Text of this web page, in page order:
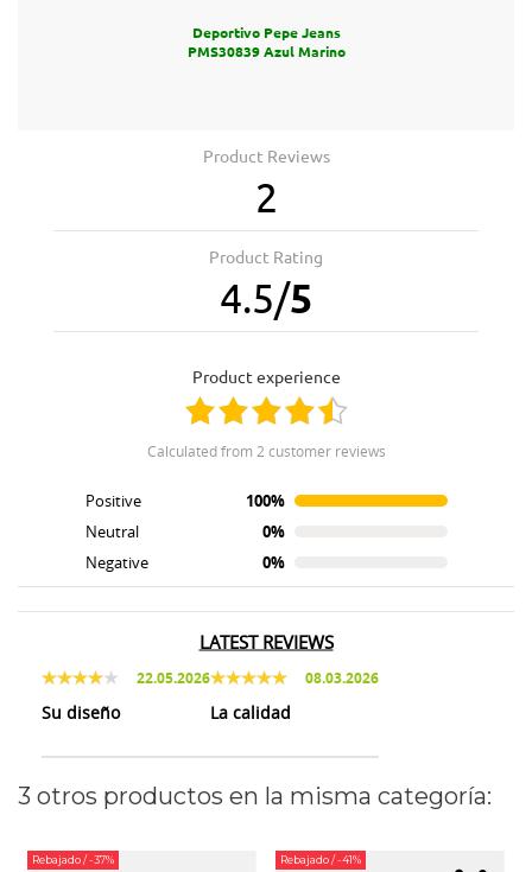
Deportivo Pepe Jeans
PMS30839 Azul Marino
Product Reviews
2
Product Rating
4.5/5
product experience
calculated from 2 customer reviews
Positive
100%
Neutral
0%
Negative
0%
LATEST REVIEWS
22.05.2026
Su diseño
08.03.2026
La calidad
3 otros productos en la misma categoría:
Rebajado/ -37% Rebajado/ -41%